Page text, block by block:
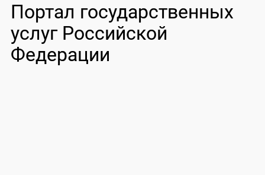
Портал государственных
услуг Российской
Федерации